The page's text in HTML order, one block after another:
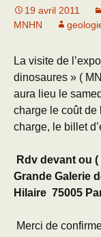
19 avril 2011
MNHN
La visite de
dinosaures » (
aura lieu le
charge le coût de
charge, le billet
Rdv devant ou
Grande Galerie
Hilaire 75005
Merci de